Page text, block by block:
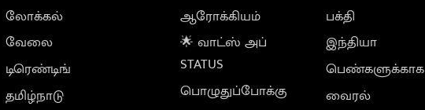
லோக்கல்
வேலை
டிரெண்டிங்
தமிழ்நாடு
ஆரோக்கியம்
🌟 வாட்ஸ் அப்
STATUS
பொழுதுப்போக்கு
பக்தி
இந்தியா
பெண்களுக்காக
வைரல்